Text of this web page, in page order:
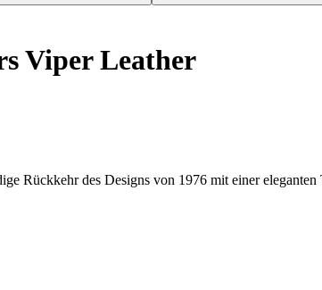
Viper Leather
Rückkehr des Designs von 1976 mit einer eleganten